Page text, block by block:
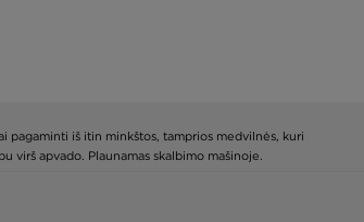
pagaminti iš itin minkštos, tamprios medvilnės, kuri
apvado. Plaunamas skalbimo mašinoje.